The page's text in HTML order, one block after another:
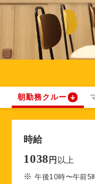
朝勤務クルー
時給
1038 円 以上
※午後10時〜午前5